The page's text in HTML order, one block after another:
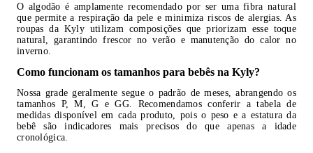
O algodão é amplamente recomendado por ser uma fibra natural
que permite a respiração da pele e minimiza riscos de alergias. As
roupas da Kyly utilizam composições que priorizam esse toque
natural, garantindo frescor no verão e manutenção do calor no
inverno.
Como funcionam os tamanhos para bebês na Kyly?
Nossa grade geralmente segue o padrão de meses, abrangendo os
tamanhos P, M, G e GG. Recomendamos conferir a tabela de
medidas disponível em cada produto, pois o peso e a estatura da
bebê são indicadores mais precisos do que apenas a idade
cronológica.